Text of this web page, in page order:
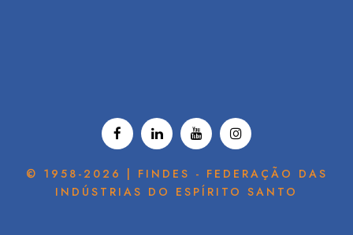
© 1958-2026 | FINDES - FEDERAÇÃO DAS
INDÚSTRIAS DO ESPÍRITO SANTO